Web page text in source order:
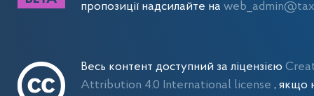
пропозиції надсилайте на
Весь контент доступний за ліцензією
Attribution 4.0 International license , якщо